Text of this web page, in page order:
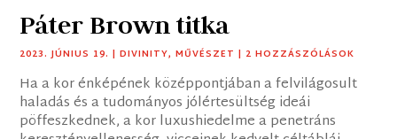
Páter Brown titka
2023. JÚNIUS 19. |DIVINITY,MŰVÉSZET | 2 HOZZÁSZÓLÁSOK
Ha a kor énképének középpontjában a felvilágosult
haladás és a tudományos jólértesültség ideái
pöffeszkednek, a kor luxushiedelme a penetráns